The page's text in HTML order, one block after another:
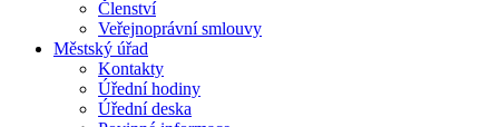
Členství
Veřejnoprávní smlouvy
Městský úřad
Kontakty
Úřední hodiny
Úřední deska